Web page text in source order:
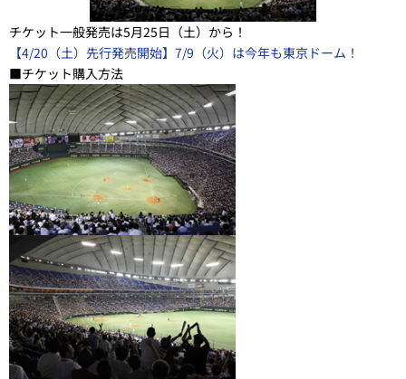
チケット一般発売は5月25日（土）から！
【4/20（土）先行発売開始】7/9（火）は今年も東京ドーム！
■チケット購入方法